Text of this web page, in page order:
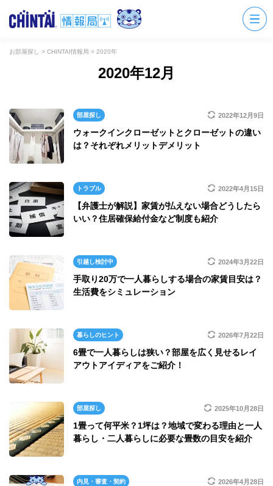
お部屋探し > CHINTAI情報局 > 2020年
2020年12月
部屋探し 2022年12月9日
ウォークインクローゼットとクローゼットの違い
は？それぞれメリットデメリット
トラブル 2022年4月15日
【弁護士が解説】家賃が払えない場合どうしたら
いい？住居確保給付金など制度も紹介
引越し検討中 2024年3月22日
手取り20万で一人暮らしする場合の家賃目安は？
生活費をシミュレーション
暮らしのヒント 2026年7月22日
6畳で一人暮らしは狭い？部屋を広く見せるレイ
アウトアイディアをご紹介！
部屋探し 2025年10月28日
1畳って何平米？1坪は？地域で変わる理由と一人
暮らし・二人暮らしに必要な畳数の目安を紹介
内見・審査・契約 2026年4月28日